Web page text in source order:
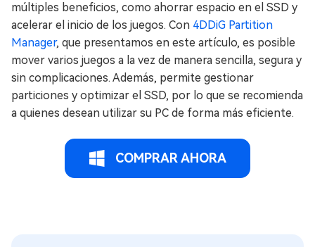
múltiples beneficios, como ahorrar espacio en el SSD y
acelerar el inicio de los juegos. Con 4DDiG Partition
Manager, que presentamos en este artículo, es posible
mover varios juegos a la vez de manera sencilla, segura y
sin complicaciones. Además, permite gestionar
particiones y optimizar el SSD, por lo que se recomienda
a quienes desean utilizar su PC de forma más eficiente.
COMPRAR AHORA